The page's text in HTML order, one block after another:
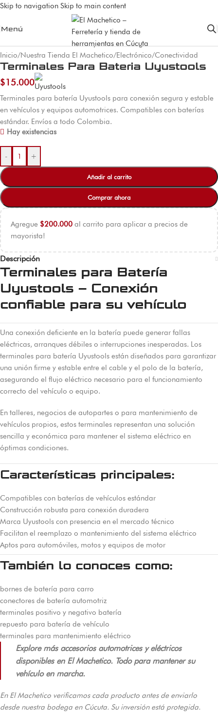
Skip to navigation Skip to main content
Menú
Inicio/Nuestra Tienda El Machetico/Electrónico/Conectividad
Terminales Para Bateria Uyustools
$15.000
Terminales para batería Uyustools para conexión segura y estable
en vehículos y equipos automotrices. Compatibles con baterías
estándar. Envíos a todo Colombia.
Hay existencias
- +
Añadir al carrito
Comprar ahora
Agregue $200.000 al carrito para aplicar a precios de
mayorista!
Descripción
Terminales para Batería
Uyustools – Conexión
confiable para su vehículo
Una conexión deficiente en la batería puede generar fallas
eléctricas, arranques débiles o interrupciones inesperadas. Los
terminales para batería Uyustools están diseñados para garantizar
una unión firme y estable entre el cable y el polo de la batería,
asegurando el flujo eléctrico necesario para el funcionamiento
correcto del vehículo o equipo.
En talleres, negocios de autopartes o para mantenimiento de
vehículos propios, estos terminales representan una solución
sencilla y económica para mantener el sistema eléctrico en
óptimas condiciones.
Características principales:
Compatibles con baterías de vehículos estándar
Construcción robusta para conexión duradera
Marca Uyustools con presencia en el mercado técnico
Facilitan el reemplazo o mantenimiento del sistema eléctrico
Aptos para automóviles, motos y equipos de motor
También lo conoces como:
bornes de batería para carro
conectores de batería automotriz
terminales positivo y negativo batería
repuesto para batería de vehículo
terminales para mantenimiento eléctrico
Explore más accesorios automotrices y eléctricos
disponibles en El Machetico. Todo para mantener su
vehículo en marcha.
En El Machetico verificamos cada producto antes de enviarlo
desde nuestra bodega en Cúcuta. Su inversión está protegida.